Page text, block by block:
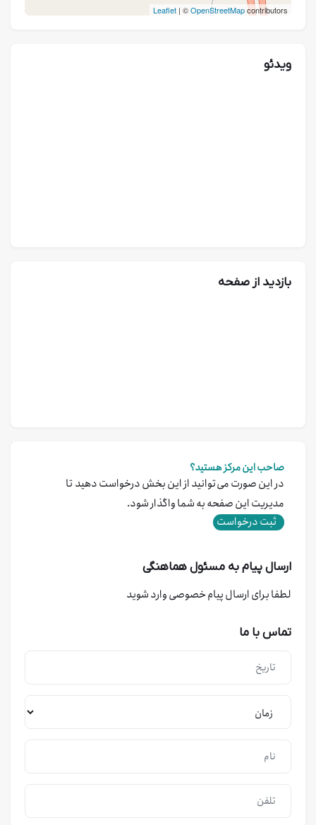
Leaflet | ©OpenStreetMapcontributors
ویدئو
بازدید از صفحه
صاحب این مرکز هستید؟
در این صورت می‌توانید از این بخش درخواست دهید تا
مدیریت این صفحه به شما واگذار شود.
ثبت درخواست
ارسال پیام به مسئول هماهنگی
لطفا برای ارسال پیام خصوصی وارد شوید
تماس با ما